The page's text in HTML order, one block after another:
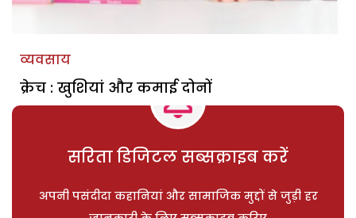
व्यवसाय
क्रेच : खुशियां और कमाई दोनों
सरिता डिजिटल सब्सक्राइब करें
अपनी पसंदीदा कहानियां और सामाजिक मुद्दों से जुड़ी हर